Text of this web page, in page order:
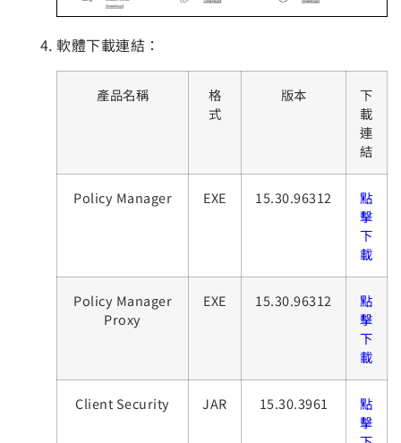
軟體下載連結：
產品名稱
格
式
版本
下
載
連
結
Policy Manager EXE 15.30.96312
點
擊
下
載
Policy Manager
Proxy
EXE 15.30.96312
點
擊
下
載
Client Security JAR 15.30.3961
點
擊